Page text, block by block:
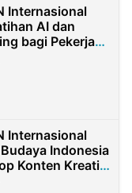
Internasional
AI dan
bagi Pekerja
di Taiwan
Internasional
Indonesia
Konten Kreatif